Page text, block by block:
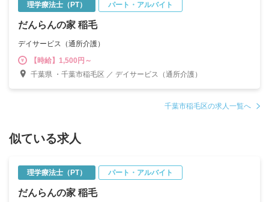
理学療法士（PT） パート・アルバイト
だんらんの家 稲毛
デイサービス（通所介護）
【時給】1,500円～
千葉県 ・千葉市稲毛区 ／ デイサービス（通所介護）
千葉市稲毛区の求人一覧へ
似ている求人
理学療法士（PT） パート・アルバイト
だんらんの家 稲毛